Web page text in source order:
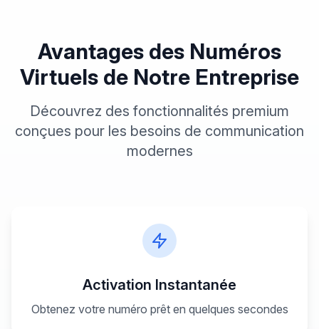
Avantages des Numéros
Virtuels de Notre Entreprise
Découvrez des fonctionnalités premium
conçues pour les besoins de communication
modernes
Activation Instantanée
Obtenez votre numéro prêt en quelques secondes